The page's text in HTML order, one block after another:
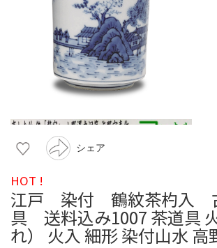
シェア
HOT !
江戸 染付 鶴紋茶杓入
具 送料込み1007 茶道具
れ） 火入 細形 染付山水 高